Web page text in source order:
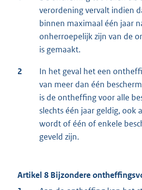
verordening vervalt indien
binnen maximaal één jaar
onherroepelijk zijn van de
is gemaakt.
2
In het geval het een
van meer dan één
is de ontheffing voor alle
slechts één jaar geldig, ook
wordt of één of enkele
geveld zijn.
Artikel 8 Bijzondere